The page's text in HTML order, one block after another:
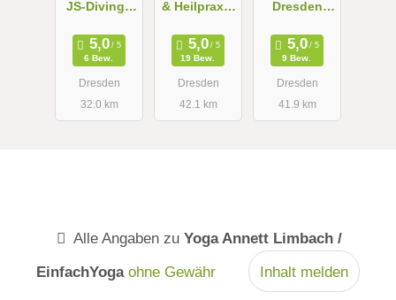
JS-Diving /
TauchSiegel,
Tauchen &
Yoga
individuell
6 Bew.
Dresden
32.0 km
& Heilpraxis
Studio
Dresden &
Umgebung
19 Bew.
Dresden
42.1 km
Dresden
9 Bew.
Dresden
41.9 km
Alle Angaben zuYoga Annett Limbach /
EinfachYoga ohne Gewähr Inhalt melden